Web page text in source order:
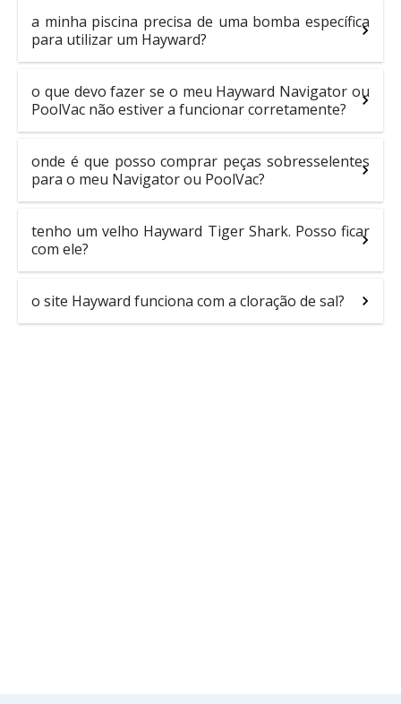
a minha piscina precisa de uma bomba específica
para utilizar um Hayward?
o que devo fazer se o meu Hayward Navigator ou
PoolVac não estiver a funcionar corretamente?
onde é que posso comprar peças sobresselentes
para o meu Navigator ou PoolVac?
tenho um velho Hayward Tiger Shark. Posso ficar
com ele?
o site Hayward funciona com a cloração de sal?